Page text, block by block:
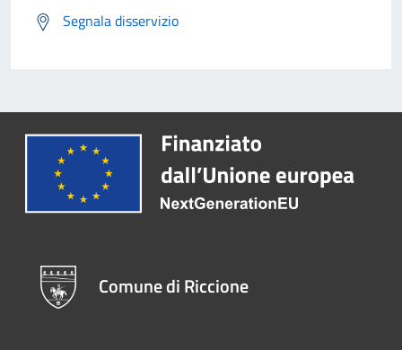
Segnala disservizio
Comune di Riccione